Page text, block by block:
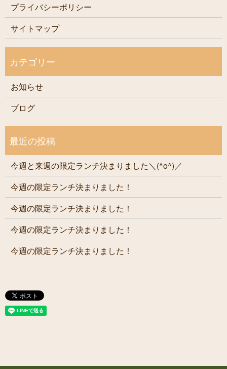
プライバシーポリシー
サイトマップ
お知らせ
ブログ
今週と来週の限定ランチ決まりました＼(^o^)／
今週の限定ランチ決まりました！
今週の限定ランチ決まりました！
今週の限定ランチ決まりました！
今週の限定ランチ決まりました！